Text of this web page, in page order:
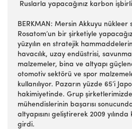
Ruslarla yapacağınız karbon
BERKMAN: Mersin Akkuyu
Rosatom’un bir şirketiyle
yüzyılın en stratejik
havacılık, uzay endüstrisi,
malzemeler, bina ve altyapı
otomotiv sektörü ve spor
kullanılıyor. Pazarın yüzde 65’i
hakimiyetinde. Grup
mühendislerinin başarısı
altyapısını geliştirerek 2009
girdi.